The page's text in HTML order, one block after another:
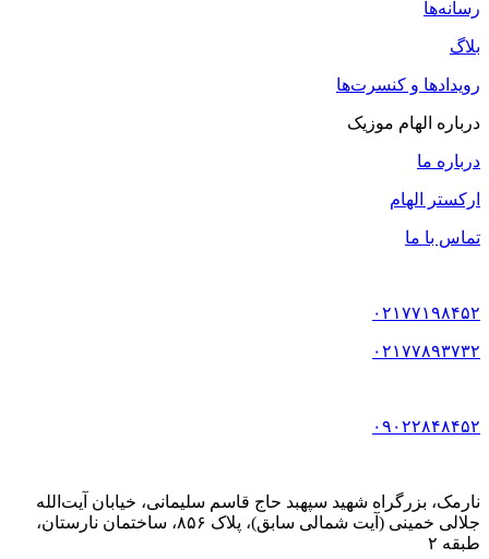
رسانه‌ها
بلاگ
رویدادها و کنسرت‌ها
درباره الهام موزیک
درباره ما
ارکستر الهام
تماس با ما
۰۲۱۷۷۱۹۸۴۵۲
۰۲۱۷۷۸۹۳۷۳۲
۰۹۰۲۲۸۴۸۴۵۲
نارمک، بزرگراه شهید سپهبد حاج قاسم سلیمانی، خیابان آیت‌الله
جلالی خمینی (آیت شمالی سابق)، پلاک ۸۵۶، ساختمان نارستان،
طبقه ۲